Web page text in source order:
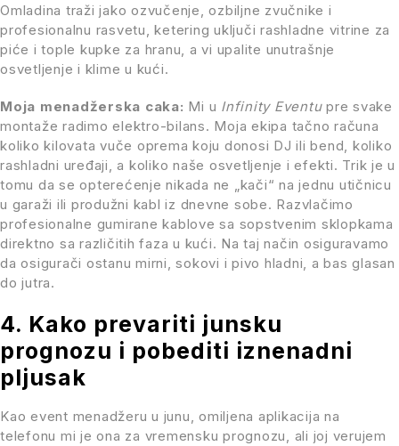
Omladina traži jako ozvučenje, ozbiljne zvučnike i
profesionalnu rasvetu, ketering uključi rashladne vitrine za
piće i tople kupke za hranu, a vi upalite unutrašnje
osvetljenje i klime u kući.
Moja menadžerska caka: Mi u Infinity Eventupre svake
montaže radimo elektro-bilans. Moja ekipa tačno računa
koliko kilovata vuče oprema koju donosi DJ ili bend, koliko
rashladni uređaji, a koliko naše osvetljenje i efekti. Trik je u
tomu da se opterećenje nikada ne „kači“ na jednu utičnicu
u garaži ili produžni kabl iz dnevne sobe. Razvlačimo
profesionalne gumirane kablove sa sopstvenim sklopkama
direktno sa različitih faza u kući. Na taj način osiguravamo
da osigurači ostanu mirni, sokovi i pivo hladni, a bas glasan
do jutra.
4. Kako prevariti junsku
prognozu i pobediti iznenadni
pljusak
Kao event menadžeru u junu, omiljena aplikacija na
telefonu mi je ona za vremensku prognozu, ali joj verujem